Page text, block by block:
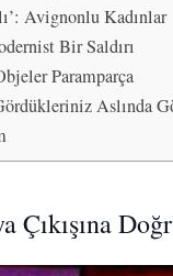
Avignonlu Kadınlar
Bir Saldırı
Paramparça
Aslında
Çıkışına